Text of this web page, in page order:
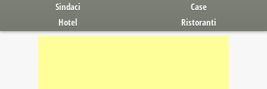
Sindaci
Case
Hotel
Ristoranti